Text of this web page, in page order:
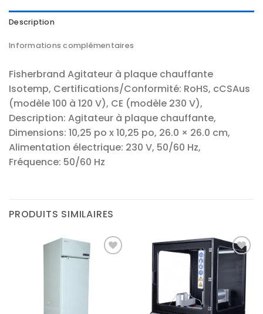
Description
Informations complémentaires
Fisherbrand Agitateur à plaque chauffante
Isotemp, Certifications/Conformité: RoHS, cCSAus
(modèle 100 à 120 V), CE (modèle 230 V),
Description: Agitateur à plaque chauffante,
Dimensions: 10,25 po x 10,25 po, 26.0 × 26.0 cm,
Alimentation électrique: 230 V, 50/60 Hz,
Fréquence: 50/60 Hz
PRODUITS SIMILAIRES
Ajouter
à la liste
d’envies